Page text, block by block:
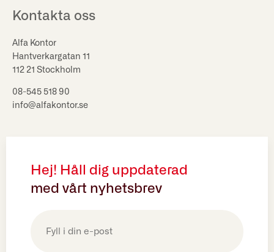
Kontakta oss
Alfa Kontor
Hantverkargatan 11
112 21 Stockholm
08-545 518 90
info@alfakontor.se
Hej! Håll dig uppdaterad
med vårt nyhetsbrev
(Obligatoriskt)